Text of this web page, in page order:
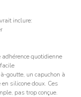
inclure:
quotidienne
goutte, un capuchon à
silicone doux. Ces
pas trop conçue.